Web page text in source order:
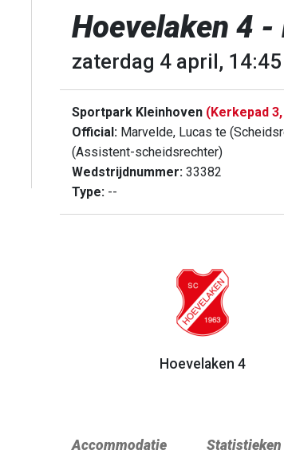
Hoevelaken 4 -
zaterdag 4 april,
Sportpark Kleinhoven (Kerkepad 3,
Official: Marvelde, Lucas te
(Assistent-scheidsrechter)
Wedstrijdnummer: 33382
Type: --
Hoevelaken 4
Accommodatie Statistieken